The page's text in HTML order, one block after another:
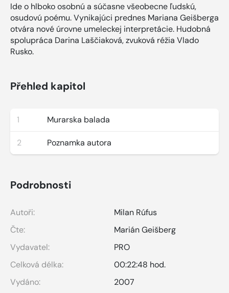
Ide o hlboko osobnú a súčasne všeobecne ľudskú,
osudovú poému. Vynikajúci prednes Mariana Geišberga
otvára nové úrovne umeleckej interpretácie. Hudobná
spolupráca Darina Laščiaková, zvuková réžia Vlado
Rusko.
Přehled kapitol
1 Murarska balada
2 Poznamka autora
Podrobnosti
Autoři:
Milan Rúfus
Čte:
Marián Geišberg
Vydavatel:
PRO
Celková délka:
00:22:48 hod.
Vydáno:
2007